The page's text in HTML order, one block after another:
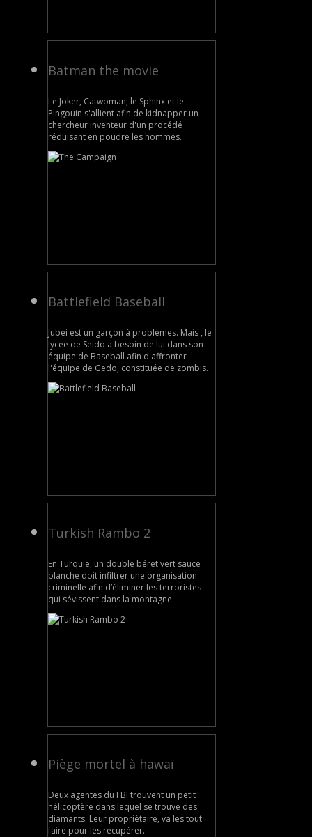
Batman the movie
Le Joker, Catwoman, le Sphinx et le
Pingouin s'allient afin de kidnapper un
chercheur inventeur d'un procédé
réduisant en poudre les hommes.
Battlefield Baseball
Jubei est un garçon à problèmes. Mais , le
lycée de Seido a besoin de lui dans son
équipe de Baseball afin d'affronter
l'équipe de Gedo, constituée de zombis.
Turkish Rambo 2
En Turquie, un double béret vert sauce
blanche doit infiltrer une organisation
criminelle afin d’éliminer les terroristes
qui sévissent dans la montagne.
Piège mortel à hawaï
Deux agentes du FBI trouvent un petit
hélicoptère dans lequel se trouve des
diamants. Leur propriétaire, va les tout
faire pour les récupérer.